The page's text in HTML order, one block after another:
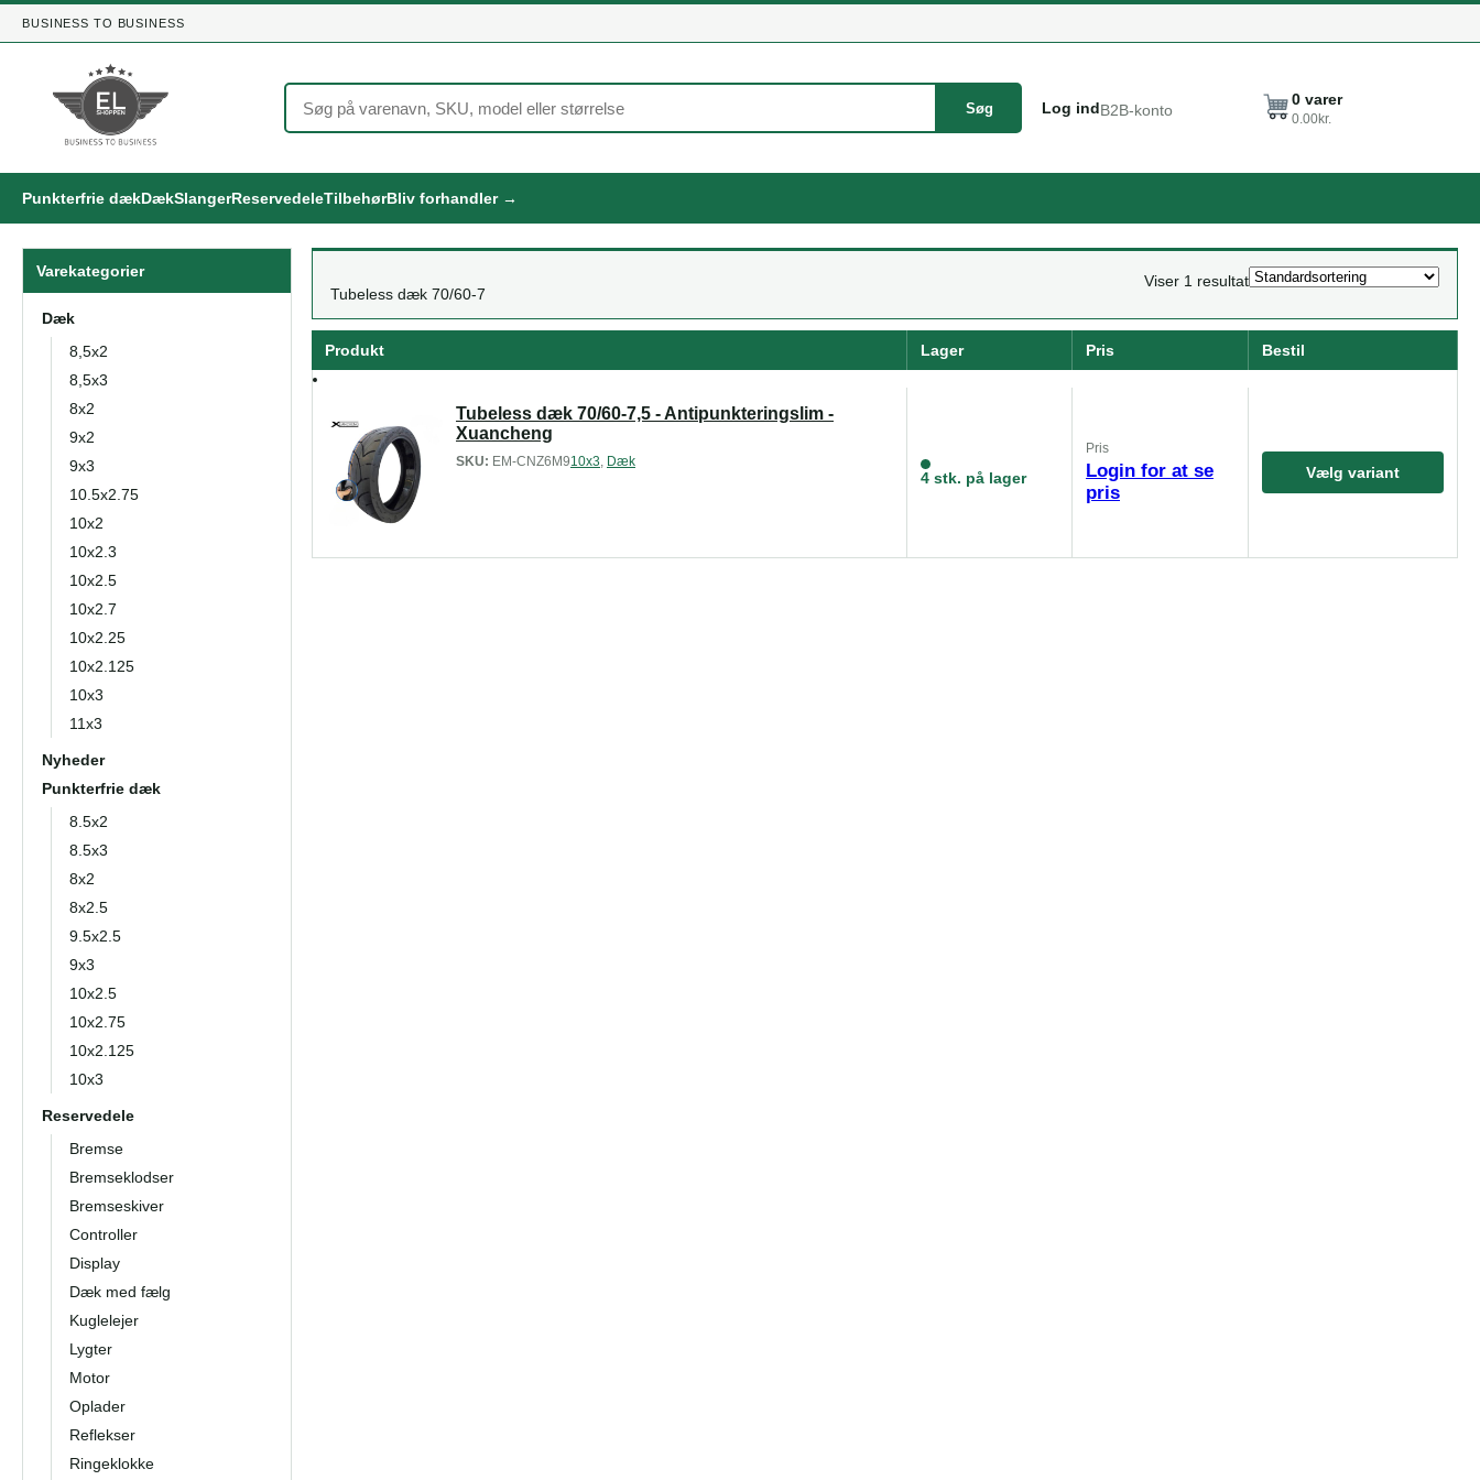
BUSINESS TO BUSINESS
Søg Log indB2B-konto
0varer
0.00kr.
Punkterfrie dækDækSlangerReservedeleTilbehørBliv forhandler →
Varekategorier
Dæk
8,5x2
8,5x3
8x2
9x2
9x3
10.5x2.75
10x2
10x2.3
10x2.5
10x2.7
10x2.25
10x2.125
10x3
11x3
Nyheder
Punkterfrie dæk
8.5x2
8.5x3
8x2
8x2.5
9.5x2.5
9x3
10x2.5
10x2.75
10x2.125
10x3
Reservedele
Bremse
Bremseklodser
Bremseskiver
Controller
Display
Dæk med fælg
Kuglelejer
Lygter
Motor
Oplader
Reflekser
Ringeklokke
Tubeless dæk 70/60-7
Viser 1 resultat
Produkt Lager Pris Bestil
Tubeless dæk 70/60-7,5 - Antipunkteringslim -
Xuancheng
SKU: EM-CNZ6M910x3, Dæk
4 stk. på lager
Pris
Login for at se
pris
Vælg variant